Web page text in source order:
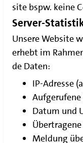
site bspw. kei­ne
Server-
Unse­re Web­site
erhebt im
de Daten:
IP-Adres­se
Auf­ge­ru­fe­ne
Datum und
Mel­dung